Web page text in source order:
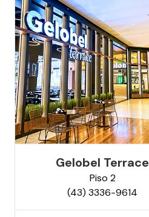
Gelobel Terrace
Piso 2
(43) 3336-9614